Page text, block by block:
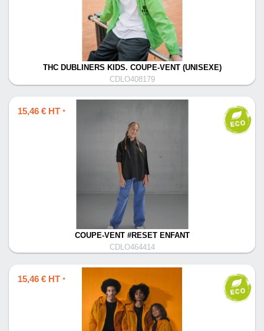
THC DUBLINERS KIDS. COUPE-VENT (UNISEXE)
CDLO408179
15,46 € HT *
COUPE-VENT #RESET ENFANT
CDLO464414
15,46 € HT *